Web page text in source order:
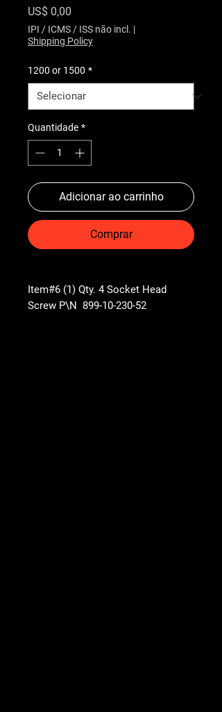
US$ 0,00
IPI / ICMS / ISS não incl. |
Shipping Policy
1200 or 1500 *
Quantidade *
Adicionar ao carrinho
Comprar
Item#6 (1) Qty. 4 Socket Head
Screw P\N 899-10-230-52